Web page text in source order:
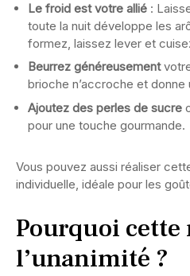
Le froid est votre allié :
toute la nuit développe les
formez, laissez lever et
Beurrez généreusement
brioche n’accroche et donne
Ajoutez des perles de sucre
pour une touche gourmande.
Vous pouvez aussi réaliser
individuelle, idéale pour les
Pourquoi
l’unanimité ?